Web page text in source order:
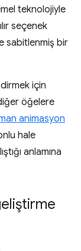
teknolojiyle
seçenek
sabitlenmiş bir
için
öğelere
animasyon
hale
anlamına